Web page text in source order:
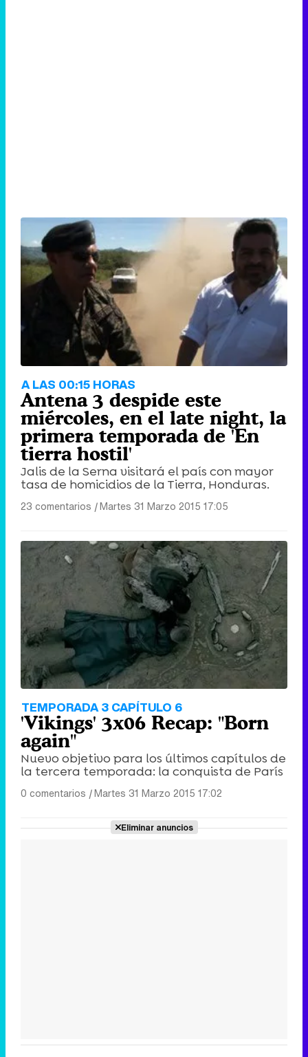
A LAS 00:15 HORAS
Antena 3 despide este
miércoles, en el late night, la
primera temporada de 'En
tierra hostil'
Jalis de la Serna visitará el país con mayor
tasa de homicidios de la Tierra, Honduras.
23 comentarios |Martes 31 Marzo 2015 17:05
TEMPORADA 3 CAPÍTULO 6
'Vikings' 3x06 Recap: "Born
again"
Nuevo objetivo para los últimos capítulos de
la tercera temporada: la conquista de París
0 comentarios |Martes 31 Marzo 2015 17:02
Eliminar anuncios